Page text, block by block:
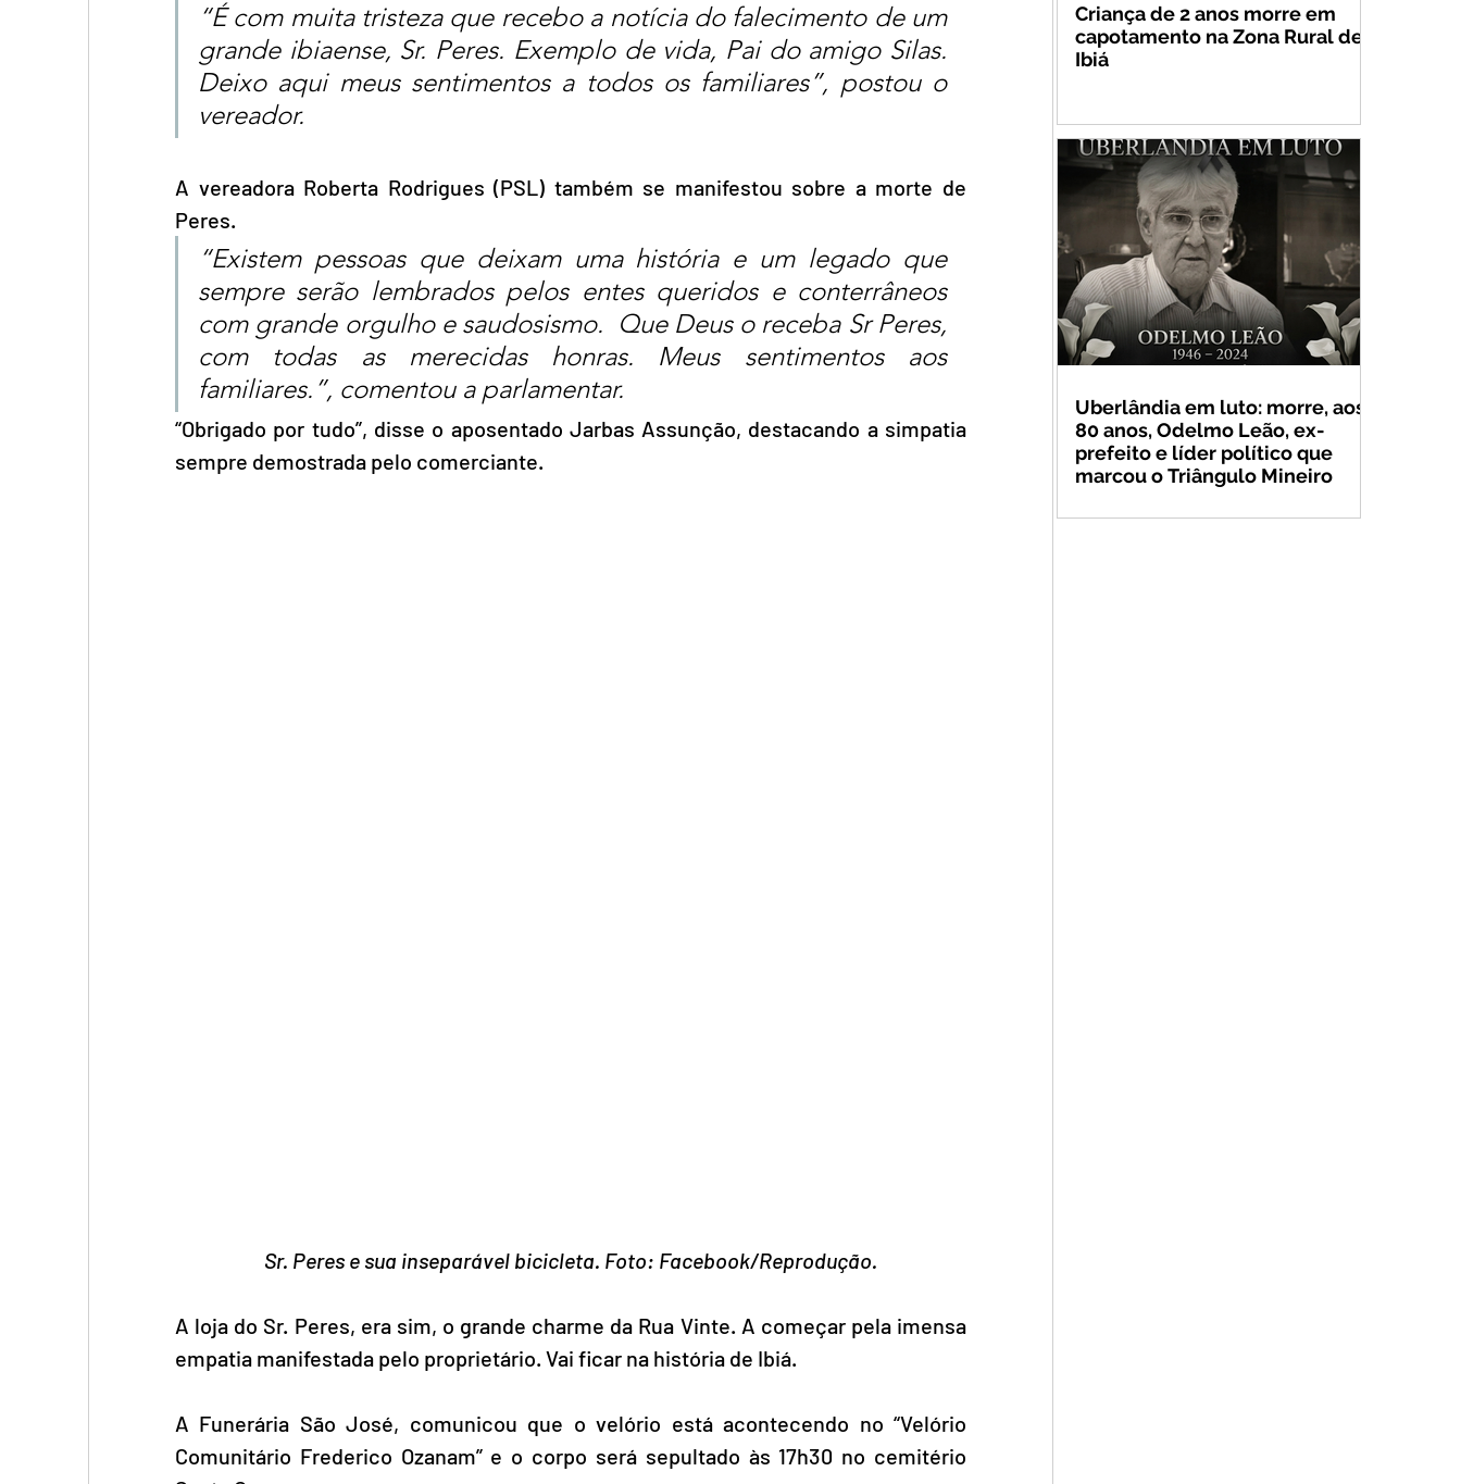
“É com muita tristeza que recebo a notícia do falecimento de um
grande ibiaense, Sr. Peres. Exemplo de vida, Pai do amigo Silas.
Deixo aqui meus sentimentos a todos os familiares”, postou o
vereador.
A vereadora Roberta Rodrigues (PSL) também se manifestou sobre a morte de
Peres.
“Existem pessoas que deixam uma história e um legado que
sempre serão lembrados pelos entes queridos e conterrâneos
com grande orgulho e saudosismo.  Que Deus o receba Sr Peres,
com todas as merecidas honras. Meus sentimentos aos
familiares.”, comentou a parlamentar.
“Obrigado por tudo”, disse o aposentado Jarbas Assunção, destacando a simpatia
sempre demostrada pelo comerciante.
Sr. Peres e sua inseparável bicicleta. Foto: Facebook/Reprodução.
A loja do Sr. Peres, era sim, o grande charme da Rua Vinte. A começar pela imensa
empatia manifestada pelo proprietário. Vai ficar na história de Ibiá.
A Funerária São José, comunicou que o velório está acontecendo no “Velório
Comunitário Frederico Ozanam” e o corpo será sepultado às 17h30 no cemitério
Criança de 2 anos morre em
capotamento na Zona Rural de
Ibiá
Uberlândia em luto: morre, aos
80 anos, Odelmo Leão, ex-
prefeito e líder político que
marcou o Triângulo Mineiro